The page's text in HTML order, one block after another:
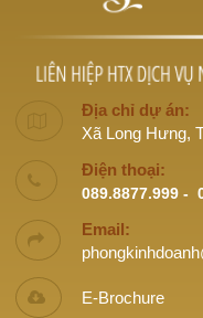
Địa chỉ dự án:
Xã Long Hưng,
Điện thoại:
089.8877.999 -
Email:
E-Brochure